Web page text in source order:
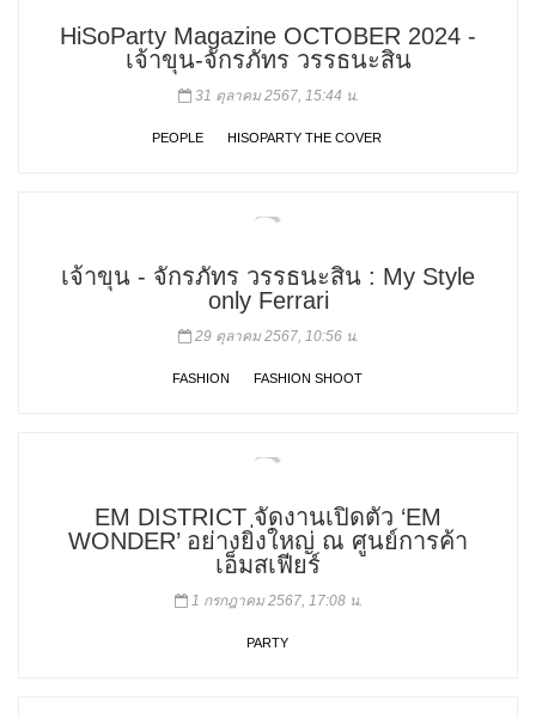
HiSoParty Magazine OCTOBER 2024 -
เจ้าขุน-จักรภัทร วรรธนะสิน
31 ตุลาคม 2567, 15:44 น.
PEOPLE HISOPARTY THE COVER
เจ้าขุน - จักรภัทร วรรธนะสิน : My Style
only Ferrari
29 ตุลาคม 2567, 10:56 น.
FASHION FASHION SHOOT
EM DISTRICT จัดงานเปิดตัว ‘EM
WONDER’ อย่างยิ่งใหญ่ ณ ศูนย์การค้า
เอ็มสเฟียร์
1 กรกฎาคม 2567, 17:08 น.
PARTY